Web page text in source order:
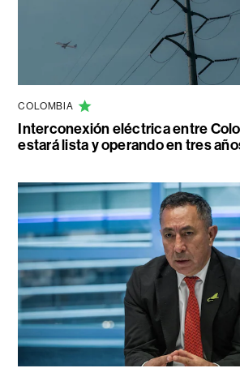
COLOMBIA
Interconexión eléctrica entre
estará lista y operando en tres